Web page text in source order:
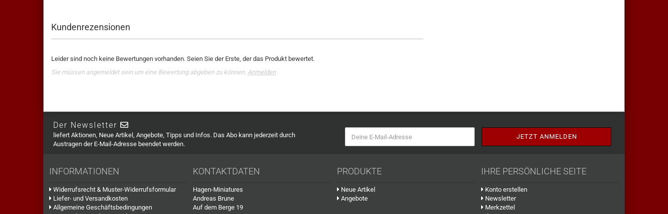
Kundenrezensionen
Leider sind noch keine Bewertungen vorhanden. Seien Sie der Erste, der das Produkt bewertet.
Sie müssen angemeldet sein um eine Bewertung abgeben zu können. Anmelden
Der Newsletter
liefert Aktionen, Neue Artikel, Angebote, Tipps und Infos. Das Abo kann jederzeit durch
Austragen der E-Mail-Adresse beendet werden.
INFORMATIONEN
Widerrufsrecht & Muster-Widerrufsformular
Liefer- und Versandkosten
Allgemeine Geschäftsbedingungen
KONTAKTDATEN
Hagen-Miniatures
Andreas Brune
Auf dem Berge 19
PRODUKTE
Neue Artikel
Angebote
IHRE PERSÖNLICHE SEITE
Konto erstellen
Newsletter
Merkzettel